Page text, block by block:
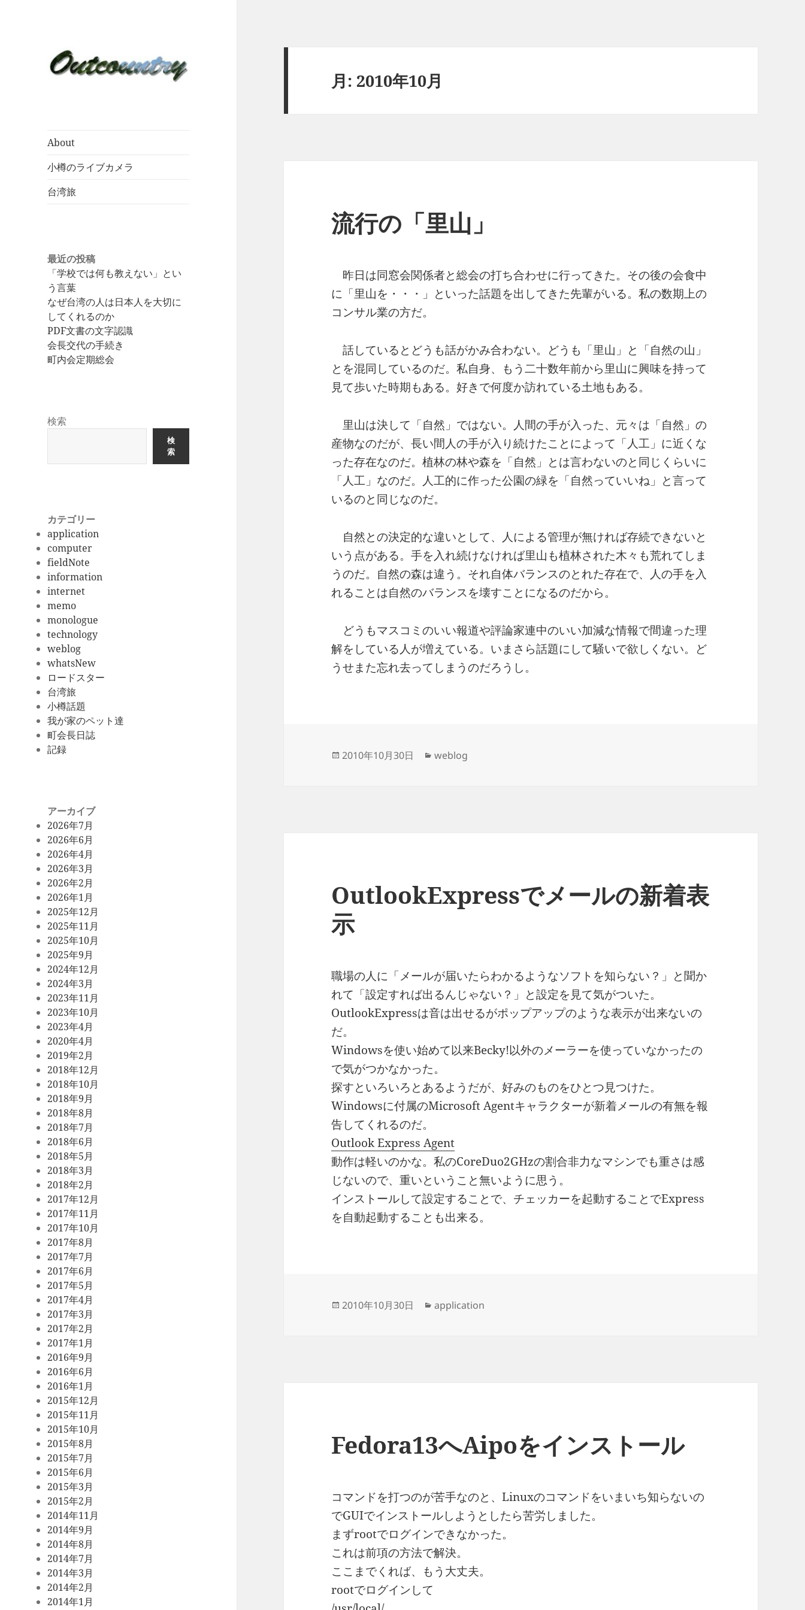
About
小樽のライブカメラ
台湾旅
最近の投稿
「学校では何も教えない」とい
う言葉
なぜ台湾の人は日本人を大切に
してくれるのか
PDF文書の文字認識
会長交代の手続き
町内会定期総会
検索
検
索
カテゴリー
application
computer
fieldNote
information
internet
memo
monologue
technology
weblog
whatsNew
ロードスター
台湾旅
小樽話題
我が家のペット達
町会長日誌
記録
アーカイブ
2026年7月
2026年6月
2026年4月
2026年3月
2026年2月
2026年1月
2025年12月
2025年11月
2025年10月
2025年9月
2024年12月
2024年3月
2023年11月
2023年10月
2023年4月
2020年4月
2019年2月
2018年12月
2018年10月
2018年9月
2018年8月
2018年7月
2018年6月
2018年5月
2018年3月
2018年2月
2017年12月
2017年11月
2017年10月
2017年8月
2017年7月
2017年6月
2017年5月
2017年4月
2017年3月
2017年2月
2017年1月
2016年9月
2016年6月
2016年1月
2015年12月
2015年11月
2015年10月
2015年8月
2015年7月
2015年6月
2015年3月
2015年2月
2014年11月
2014年9月
2014年8月
2014年7月
2014年3月
2014年2月
2014年1月
月: 2010年10月
流行の「里山」
昨日は同窓会関係者と総会の打ち合わせに行ってきた。その後の会食中
に「里山を・・・」といった話題を出してきた先輩がいる。私の数期上の
コンサル業の方だ。
話しているとどうも話がかみ合わない。どうも「里山」と「自然の山」
とを混同しているのだ。私自身、もう二十数年前から里山に興味を持って
見て歩いた時期もある。好きで何度か訪れている土地もある。
里山は決して「自然」ではない。人間の手が入った、元々は「自然」の
産物なのだが、長い間人の手が入り続けたことによって「人工」に近くな
った存在なのだ。植林の林や森を「自然」とは言わないのと同じくらいに
「人工」なのだ。人工的に作った公園の緑を「自然っていいね」と言って
いるのと同じなのだ。
自然との決定的な違いとして、人による管理が無ければ存続できないと
いう点がある。手を入れ続けなければ里山も植林された木々も荒れてしま
うのだ。自然の森は違う。それ自体バランスのとれた存在で、人の手を入
れることは自然のバランスを壊すことになるのだから。
どうもマスコミのいい報道や評論家連中のいい加減な情報で間違った理
解をしている人が増えている。いまさら話題にして騒いで欲しくない。ど
うせまた忘れ去ってしまうのだろうし。
投
2010年10月30日
カ
weblog
OutlookExpressでメールの新着表
示
職場の人に「メールが届いたらわかるようなソフトを知らない？」と聞か
れて「設定すれば出るんじゃない？」と設定を見て気がついた。
OutlookExpressは音は出せるがポップアップのような表示が出来ないの
だ。
Windowsを使い始めて以来Becky!以外のメーラーを使っていなかったの
で気がつかなかった。
探すといろいろとあるようだが、好みのものをひとつ見つけた。
Windowsに付属のMicrosoft Agentキャラクターが新着メールの有無を報
告してくれるのだ。
Outlook Express Agent
動作は軽いのかな。私のCoreDuo2GHzの割合非力なマシンでも重さは感
じないので、重いということ無いように思う。
インストールして設定することで、チェッカーを起動することでExpress
を自動起動することも出来る。
投
2010年10月30日
カ
application
Fedora13へAipoをインストール
コマンドを打つのが苦手なのと、Linuxのコマンドをいまいち知らないの
でGUIでインストールしようとしたら苦労しました。
まずrootでログインできなかった。
これは前項の方法で解決。
ここまでくれば、もう大丈夫。
rootでログインして